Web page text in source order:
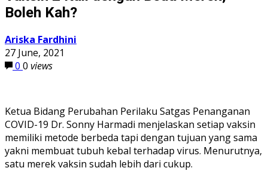
Boleh Kah?
Ariska Fardhini
27 June, 2021
0 0 views
Ketua Bidang Perubahan Perilaku Satgas Penanganan
COVID-19 Dr. Sonny Harmadi menjelaskan setiap vaksin
memiliki metode berbeda tapi dengan tujuan yang sama
yakni membuat tubuh kebal terhadap virus. Menurutnya,
satu merek vaksin sudah lebih dari cukup.